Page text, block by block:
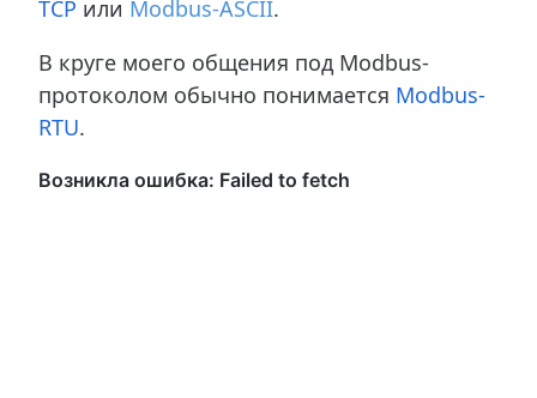
TCP или Modbus-ASCII.
В круге моего общения под Modbus-
протоколом обычно понимается Modbus-
RTU.